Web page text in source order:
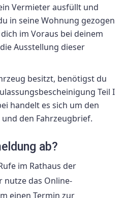
Vermieter ausfüllt und
in seine Wohnung gezogen
im Voraus bei deinem
Ausstellung dieser
besitzt, benötigst du
Teil I
handelt es sich um den
den Fahrzeugbrief.
ab?
im Rathaus der
nutze das Online-
einen Termin zur